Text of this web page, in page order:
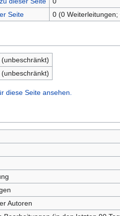
Seite
0 (0
diese Seite ansehen.
Autoren